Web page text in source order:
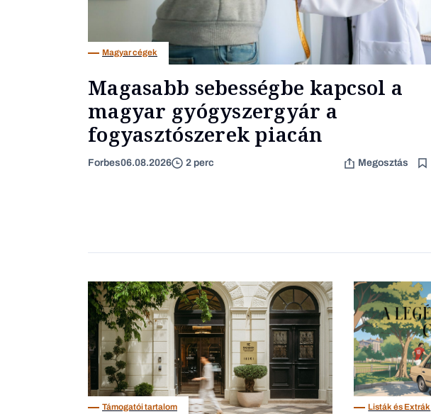
Magyar cégek
Magasabb sebességbe kapcsol a
magyar gyógyszergyár a
fogyasztószerek piacán
Forbes06.08.2026 2 perc Megosztás
Támogatói tartalom Listák és Extrák